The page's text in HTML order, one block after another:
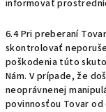
informovať
6.4 Pri preberaní
skontrolovať
poškodenia túto
Nám. V prípade, že
neoprávnenej
povinnosťou Tovar